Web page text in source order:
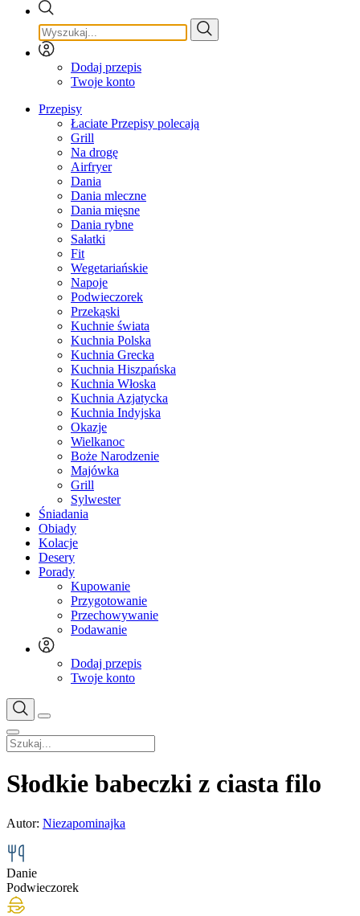
Dodaj przepis
Twoje konto
Przepisy
Łaciate Przepisy polecają
Grill
Na drogę
Airfryer
Dania
Dania mleczne
Dania mięsne
Dania rybne
Sałatki
Fit
Wegetariańskie
Napoje
Podwieczorek
Przekąski
Kuchnie świata
Kuchnia Polska
Kuchnia Grecka
Kuchnia Hiszpańska
Kuchnia Włoska
Kuchnia Azjatycka
Kuchnia Indyjska
Okazje
Wielkanoc
Boże Narodzenie
Majówka
Grill
Sylwester
Śniadania
Obiady
Kolacje
Desery
Porady
Kupowanie
Przygotowanie
Przechowywanie
Podawanie
Dodaj przepis
Twoje konto
Słodkie babeczki z ciasta filo
Autor: Niezapominajka
Danie
Podwieczorek